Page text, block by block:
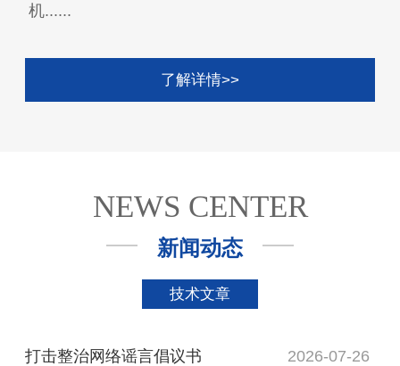
机......
了解详情>>
NEWS CENTER
新闻动态
技术文章
打击整治网络谣言倡议书 2026-07-26